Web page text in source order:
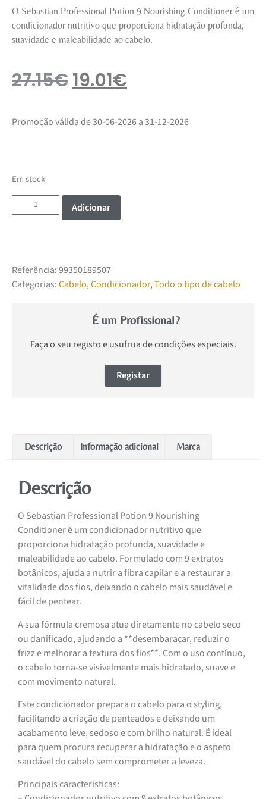
O Sebastian Professional Potion 9 Nourishing Conditioner é um
condicionador nutritivo que proporciona hidratação profunda,
suavidade e maleabilidade ao cabelo.
27.15€19.01€
Promoção válida de 30-06-2026 a 31-12-2026
Em stock
Adicionar
Referência:99350189507
Categorias:Cabelo,Condicionador,Todo o tipo de cabelo
É um Profissional?
Faça o seu registo e usufrua de condições especiais.
Registar
Descrição Informação adicional Marca
Descrição
O Sebastian Professional Potion 9 Nourishing
Conditioner é um condicionador nutritivo que
proporciona hidratação profunda, suavidade e
maleabilidade ao cabelo. Formulado com 9 extratos
botânicos, ajuda a nutrir a fibra capilar e a restaurar a
vitalidade dos fios, deixando o cabelo mais saudável e
fácil de pentear.
A sua fórmula cremosa atua diretamente no cabelo seco
ou danificado, ajudando a **desembaraçar, reduzir o
frizz e melhorar a textura dos fios**. Com o uso contínuo,
o cabelo torna-se visivelmente mais hidratado, suave e
com movimento natural.
Este condicionador prepara o cabelo para o styling,
facilitando a criação de penteados e deixando um
acabamento leve, sedoso e com brilho natural. É ideal
para quem procura recuperar a hidratação e o aspeto
saudável do cabelo sem comprometer a leveza.
Principais características: